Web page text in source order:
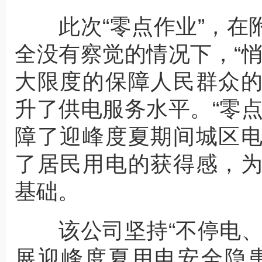
此次“零点作业”，在
全没有察觉的情况下，“
大限度的保障人民群众
升了供电服务水平。“零
障了迎峰度夏期间城区
了居民用电的获得感，
基础。
该公司坚持“不停电、